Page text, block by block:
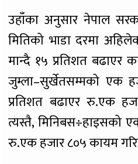
उहाँका अनुसार नेपाल
मितिको भाडा दरमा
मान्दै १५ प्रतिशत बढाएर
जुम्ला–सुर्खेतसम्मको एक
प्रतिशत बढाएर रु.एक
त्यस्तै, मिनिबस÷हाइसको
रु.एक हजार ८०५ कायम